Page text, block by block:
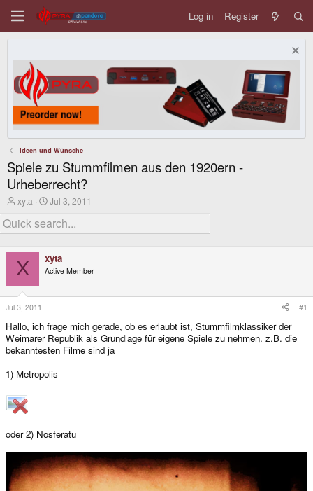
Log in Register
Ideen und Wünsche
Spiele zu Stummfilmen aus den 1920ern -
Urheberrecht?
T
r
e
d
s
t
a
r
t
e
r
xyta
S
a
r
a
t
Jul 3, 2011
X xyta
Active Member
Jul 3, 2011 #1
Hallo, ich frage mich gerade, ob es erlaubt ist, Stummfilmklassiker der
Weimarer Republik als Grundlage für eigene Spiele zu nehmen. z.B. die
bekanntesten Filme sind ja
1) Metropolis
oder 2) Nosferatu